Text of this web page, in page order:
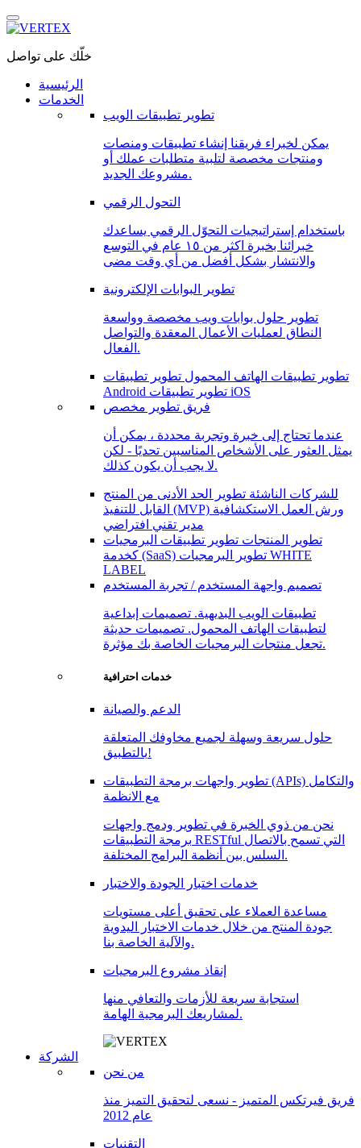
خلّك على تواصل
الرئيسية
الخدمات
تطوير تطبيقات الويب
يمكن لخبراء فريقنا إنشاء تطبيقات ومنصات
ومنتجات مخصصة لتلبية متطلبات عملك أو
مشروعك الجديد.
التحول الرقمي
باستخدام إستراتيجيات التحوّل الرقمي يساعدك
خبرائنا بخبرة اكثر من ١٥ عام في التوسع
والانتشار بشكل أفضل من أي وقت مضى
تطوير البوابات الإلكترونية
تطوير حلول بوابات ويب مخصصة وواسعة
النطاق لعمليات الأعمال المعقدة والتواصل
الفعال.
تطوير تطبيقات الهاتف المحمول تطوير تطبيقات
Android
تطوير تطبيقات iOS
فريق تطوير مخصص
عندما تحتاج إلى خبرة وتجربة محددة ، يمكن أن
يمثل العثور على الأشخاص المناسبين تحديًا - لكن
لا يجب أن يكون كذلك.
للشركات الناشئة تطوير الحد الأدنى من المنتج
القابل للتنفيذ (MVP) ورش العمل الاستكشافية
مدير تقني افتراضي
تطوير المنتجات تطوير تطبيقات البرمجيات
كخدمة (SaaS) تطوير البرمجيات WHITE
LABEL
تصميم واجهة المستخدم / تجربة المستخدم
تطبيقات الويب البديهية. تصميمات إبداعية
لتطبيقات الهاتف المحمول. تصميمات حديثة
تجعل منتجات البرمجيات الخاصة بك مؤثرة.
خدمات احترافية
الدعم والصيانة
حلول سريعة وسهلة لجميع مخاوفك المتعلقة
بالتطبيق!
تطوير واجهات برمجة التطبيقات (APIs) والتكامل
مع الانظمة
نحن من ذوي الخبرة في تطوير ودمج واجهات
برمجة التطبيقات RESTful التي تسمح بالاتصال
السلس بين أنظمة البرامج المختلفة.
خدمات اختبار الجودة والاختبار
مساعدة العملاء على تحقيق أعلى مستويات
جودة المنتج من خلال خدمات الاختبار اليدوية
والآلية الخاصة بنا.
إنقاذ مشروع البرمجيات
استجابة سريعة للأزمات والتعافي منها
لمشاريعك البرمجية الهامة.
الشركة
من نحن
فريق فيرتكس المتميز - نسعى لتحقيق التميز منذ
عام 2012
التقنيات